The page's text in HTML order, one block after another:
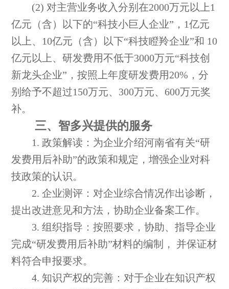
(2) 对主营业务收入分别在2000万元以上1
亿元（含）以下的“科技小巨人企业”，1亿元
以上、10亿元（含）以下“科技瞪羚企业”和 10
亿元以上、研发费用不低于3000万元“科技创
新龙头企业”，按照上年度研发费用20%，分
别给予不超过150万元、300万元、600万元奖
补。
三、智多兴提供的服务
1. 政策解读：为企业介绍河南省有关“研
发费用后补助”的政策和规定，增强企业对科
技政策的认识。
2. 企业测评：对企业综合情况作出诊断，
提出改进意见和方法，协助企业备案工作。
3. 组织指导：按照要求，协助、指导企业
完成“研发费用后补助”材料的编制， 并保证材
料符合申报要求。
4. 知识产权的完善：对于企业在知识产权